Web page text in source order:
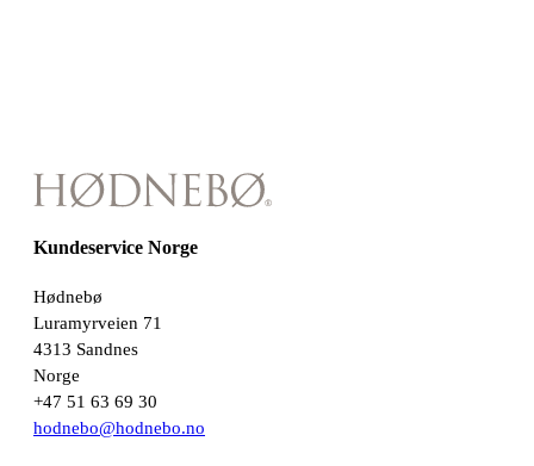
Kundeservice Norge
Hødnebø
Luramyrveien 71
4313 Sandnes
Norge
+47 51 63 69 30
hodnebo@hodnebo.no